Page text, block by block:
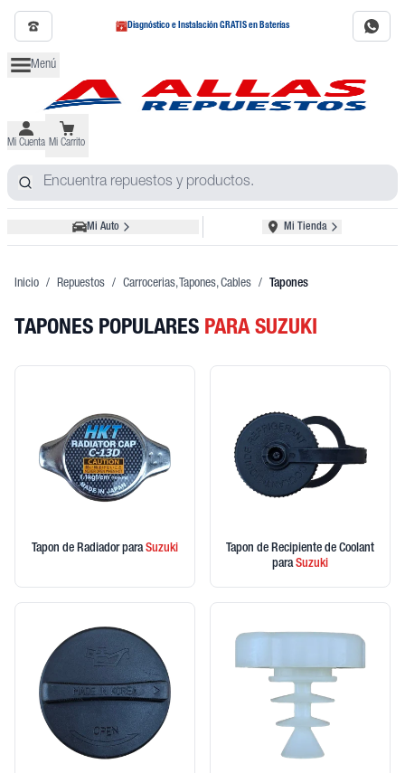
Diagnóstico e Instalación GRATIS en Baterías
Menú
Mi Cuenta Mi Carrito
Mi Auto Mi Tienda
Inicio / Repuestos / Carrocerias, Tapones, Cables / Tapones
TAPONES POPULARES PARA SUZUKI
Tapon de Radiador paraSuzuki
Tapon de Recipiente de Coolant
paraSuzuki